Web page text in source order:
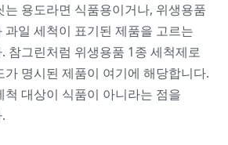
는 용도라면 식품용이거나, 위생용품
과일 세척이 표기된 제품을 고르는
참그린처럼 위생용품 1종 세척제로
가 명시된 제품이 여기에 해당합니다.
척 대상이 식품이 아니라는 점을